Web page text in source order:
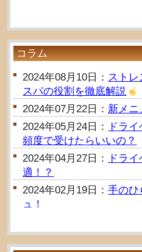
コラム
2024年08月10日： ストレ
スパの役割を徹底解説
2024年07月22日： 新メニ
2024年05月24日：
ドラ
頻度で受けたらいいの？
2024年04月27日：
ドラ
適！？
2024年02月19日：手のひ
ュ！
ドラ
とれる？